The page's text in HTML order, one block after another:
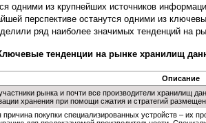
одними из крупнейших источников
перспективе останутся одними из
ряд наиболее значимых тенденций на
тенденции на рынке хранилищ
Описание
рынка и почти все производители хранилищ
хранения при помощи сжатия и стратегий
причина покупки специализированных устройств – их